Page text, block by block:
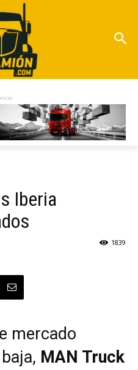
Iberia
1839
mercado
MAN Truck